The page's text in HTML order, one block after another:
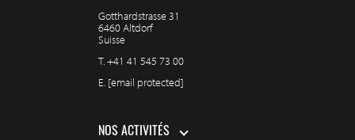
Gotthardstrasse 31
6460 Altdorf
Suisse
T.+41 41 545 73 00
E. [email protected]
NOS ACTIVITÉS